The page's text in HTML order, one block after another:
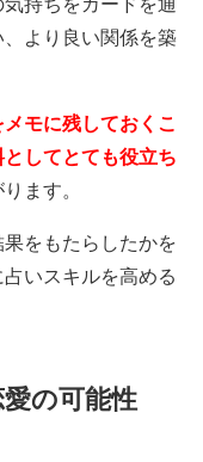
より良い関係を築
モに残しておくこ
してとても役立ち
ます。
をもたらしたかを
いスキルを高める
の可能性